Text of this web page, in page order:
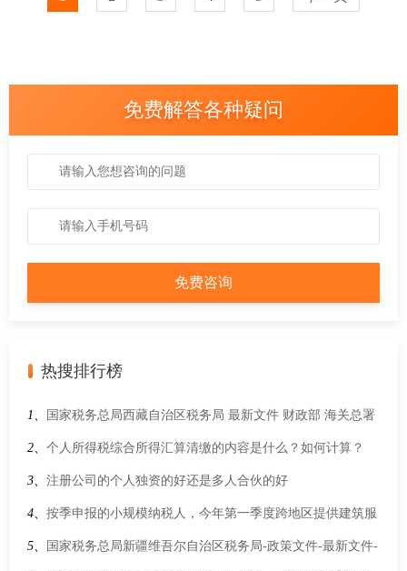
免费解答各种疑问
热搜排行榜
1、 国家税务总局西藏自治区税务局 最新文件 财政部 海关总署
税务总局关于“十五五”期间进口科学研究、科技开发和教学用
品免税清单的通知
2、 个人所得税综合所得汇算清缴的内容是什么？如何计算？
3、 注册公司的个人独资的好还是多人合伙的好
4、 按季申报的小规模纳税人，今年第一季度跨地区提供建筑服
务，不含税销售额30万元，需要在项目地预缴增值税吗？
5、 国家税务总局新疆维吾尔自治区税务局-政策文件-最新文件-